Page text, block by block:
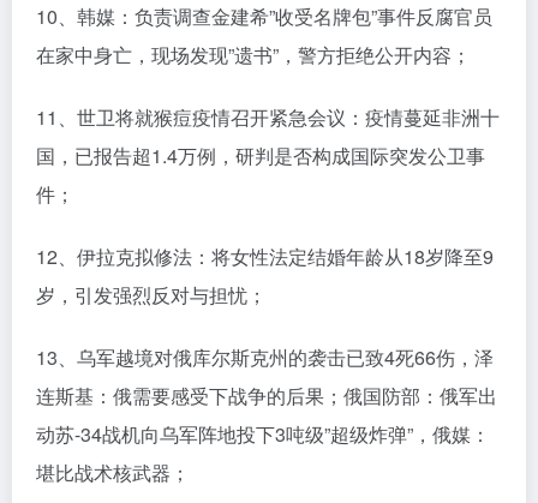
10、韩媒：负责调查金建希”收受名牌包”事件反腐官员
在家中身亡，现场发现”遗书”，警方拒绝公开内容；
11、世卫将就猴痘疫情召开紧急会议：疫情蔓延非洲十
国，已报告超1.4万例，研判是否构成国际突发公卫事
件；
12、伊拉克拟修法：将女性法定结婚年龄从18岁降至9
岁，引发强烈反对与担忧；
13、乌军越境对俄库尔斯克州的袭击已致4死66伤，泽
连斯基：俄需要感受下战争的后果；俄国防部：俄军出
动苏-34战机向乌军阵地投下3吨级”超级炸弹”，俄媒：
堪比战术核武器；